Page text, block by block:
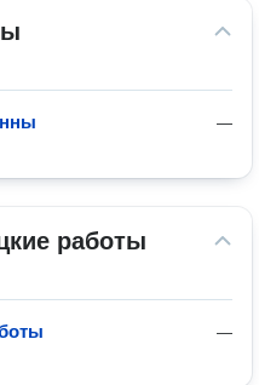
—
работы
—